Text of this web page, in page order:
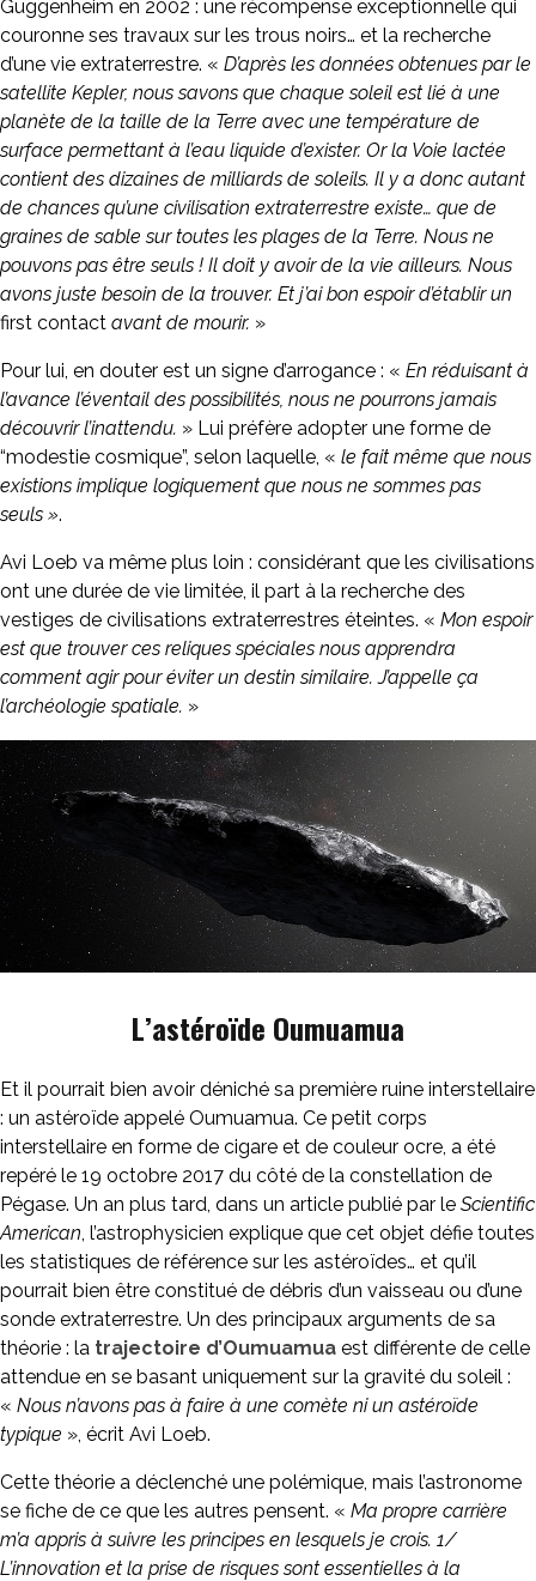
Guggenheim en 2002 : une récompense exceptionnelle qui
couronne ses travaux sur les trous noirs… et la recherche
d’une vie extraterrestre. « D’après les données obtenues par le
satellite Kepler, nous savons que chaque soleil est lié à une
planète de la taille de la Terre avec une température de
surface permettant à l’eau liquide d’exister. Or la Voie lactée
contient des dizaines de milliards de soleils. Il y a donc autant
de chances qu’une civilisation extraterrestre existe… que de
graines de sable sur toutes les plages de la Terre. Nous ne
pouvons pas être seuls ! Il doit y avoir de la vie ailleurs. Nous
avons juste besoin de la trouver. Et j’ai bon espoir d’établir un
first contact avant de mourir. »
Pour lui, en douter est un signe d’arrogance : « En réduisant à
l’avance l’éventail des possibilités, nous ne pourrons jamais
découvrir l’inattendu. » Lui préfère adopter une forme de
“modestie cosmique”, selon laquelle, « le fait même que nous
existions implique logiquement que nous ne sommes pas
seuls ».
Avi Loeb va même plus loin : considérant que les civilisations
ont une durée de vie limitée, il part à la recherche des
vestiges de civilisations extraterrestres éteintes. « Mon espoir
est que trouver ces reliques spéciales nous apprendra
comment agir pour éviter un destin similaire. J’appelle ça
l’archéologie spatiale. »
L’astéroïde Oumuamua
Et il pourrait bien avoir déniché sa première ruine interstellaire
: un astéroïde appelé Oumuamua. Ce petit corps
interstellaire en forme de cigare et de couleur ocre, a été
repéré le 19 octobre 2017 du côté de la constellation de
Pégase. Un an plus tard, dans un article publié par le Scientific
American , l’astrophysicien explique que cet objet défie toutes
les statistiques de référence sur les astéroïdes… et qu’il
pourrait bien être constitué de débris d’un vaisseau ou d’une
sonde extraterrestre. Un des principaux arguments de sa
théorie : la trajectoire d’Oumuamua est différente de celle
attendue en se basant uniquement sur la gravité du soleil :
« Nous n’avons pas à faire à une comète ni un astéroïde
typique », écrit Avi Loeb.
Cette théorie a déclenché une polémique, mais l’astronome
se fiche de ce que les autres pensent. « Ma propre carrière
m’a appris à suivre les principes en lesquels je crois. 1/
L’innovation et la prise de risques sont essentielles à la